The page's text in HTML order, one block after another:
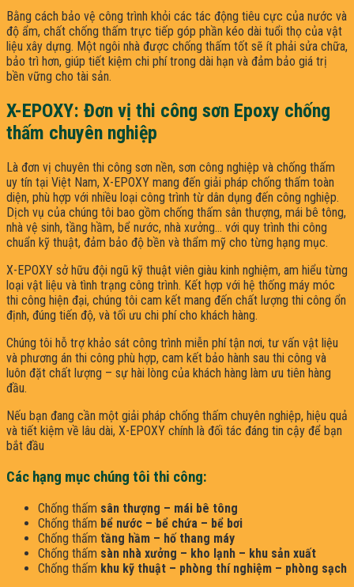
Bằng cách bảo vệ công trình khỏi các tác động tiêu cực của nước và
độ ẩm, chất chống thấm trực tiếp góp phần kéo dài tuổi thọ của vật
liệu xây dựng. Một ngôi nhà được chống thấm tốt sẽ ít phải sửa chữa,
bảo trì hơn, giúp tiết kiệm chi phí trong dài hạn và đảm bảo giá trị
bền vững cho tài sản.
X-EPOXY: Đơn vị thi công sơn Epoxy chống
thấm chuyên nghiệp
Là đơn vị chuyên thi công sơn nền, sơn công nghiệp và chống thấm
uy tín tại Việt Nam, X-EPOXY mang đến giải pháp chống thấm toàn
diện, phù hợp với nhiều loại công trình từ dân dụng đến công nghiệp.
Dịch vụ của chúng tôi bao gồm chống thấm sân thượng, mái bê tông,
nhà vệ sinh, tầng hầm, bể nước, nhà xưởng… với quy trình thi công
chuẩn kỹ thuật, đảm bảo độ bền và thẩm mỹ cho từng hạng mục.
X-EPOXY sở hữu đội ngũ kỹ thuật viên giàu kinh nghiệm, am hiểu từng
loại vật liệu và tình trạng công trình. Kết hợp với hệ thống máy móc
thi công hiện đại, chúng tôi cam kết mang đến chất lượng thi công ổn
định, đúng tiến độ, và tối ưu chi phí cho khách hàng.
Chúng tôi hỗ trợ khảo sát công trình miễn phí tận nơi, tư vấn vật liệu
và phương án thi công phù hợp, cam kết bảo hành sau thi công và
luôn đặt chất lượng – sự hài lòng của khách hàng làm ưu tiên hàng
đầu.
Nếu bạn đang cần một giải pháp chống thấm chuyên nghiệp, hiệu quả
và tiết kiệm về lâu dài, X-EPOXY chính là đối tác đáng tin cậy để bạn
bắt đầu
Các hạng mục chúng tôi thi công:
Chống thấm sân thượng – mái bê tông
Chống thấm bể nước – bể chứa – bể bơi
Chống thấm tầng hầm – hố thang máy
Chống thấm sàn nhà xưởng – kho lạnh – khu sản xuất
Chống thấm khu kỹ thuật – phòng thí nghiệm – phòng sạch